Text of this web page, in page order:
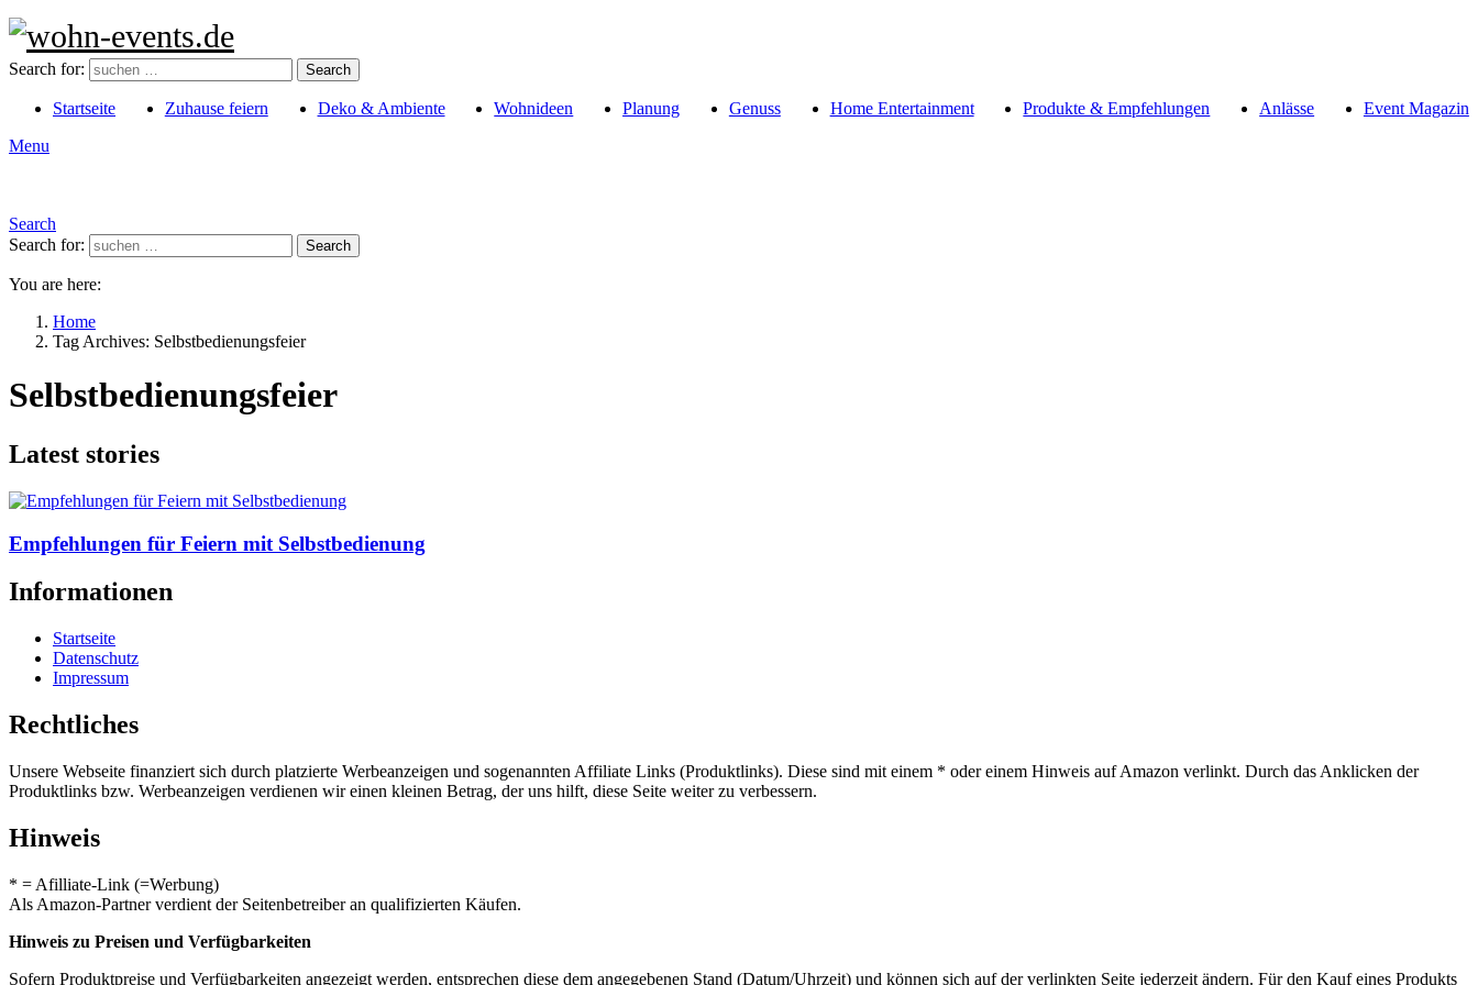
Search for: Search
Startseite Zuhause feiern Deko & Ambiente Wohnideen Planung Genuss Home Entertainment Produkte & Empfehlungen Anlässe
Event Magazin
Menu
Search
Search for:
Search
You are here:
Home
Tag Archives: Selbstbedienungsfeier
Selbstbedienungsfeier
Latest stories
Empfehlungen für Feiern mit Selbstbedienung
Informationen
Startseite
Datenschutz
Impressum
Rechtliches
Unsere Webseite finanziert sich durch platzierte Werbeanzeigen und sogenannten Affiliate Links (Produktlinks). Diese sind mit einem * oder einem Hinweis auf Amazon verlinkt. Durch das Anklicken der
Produktlinks bzw. Werbeanzeigen verdienen wir einen kleinen Betrag, der uns hilft, diese Seite weiter zu verbessern.
Hinweis
* = Afilliate-Link (=Werbung)
Als Amazon-Partner verdient der Seitenbetreiber an qualifizierten Käufen.
Hinweis zu Preisen und Verfügbarkeiten
Sofern Produktpreise und Verfügbarkeiten angezeigt werden, entsprechen diese dem angegebenen Stand (Datum/Uhrzeit) und können sich auf der verlinkten Seite jederzeit ändern. Für den Kauf eines Produkts